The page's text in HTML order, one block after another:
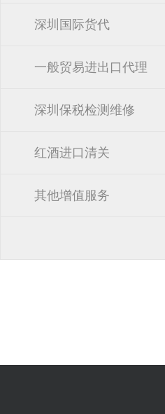
深圳国际货代
一般贸易进出口代理
深圳保税检测维修
红酒进口清关
其他增值服务